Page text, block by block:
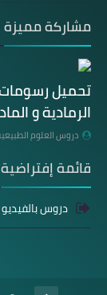
مشاركة مميزة
تحميل رسومات
الرمادية و
دروس العلوم
قائمة إفتراضية
دروس بالفيديو